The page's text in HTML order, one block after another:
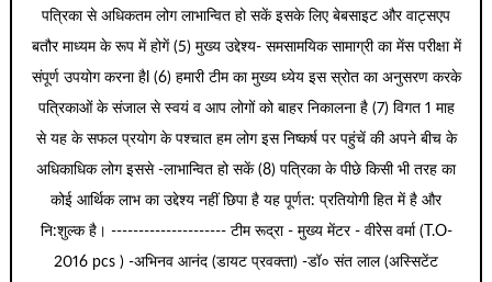
पत्रिका से अधिकतम लोग लाभान्वित हो सकें इसके लिए बेबसाइट और वाट्सएप
बतौर माध्यम के रूप में होगें (5) मुख्य उद्देश्य- समसामयिक सामाग्री का मेंस परीक्षा में
संपूर्ण उपयोग करना हैl (6) हमारी टीम का मुख्य ध्येय इस स्रोत का अनुसरण करके
पत्रिकाओं के संजाल से स्वयं व आप लोगों को बाहर निकालना है (7) विगत 1 माह
से यह के सफल प्रयोग के पश्चात हम लोग इस निष्कर्ष पर पहुंचें की अपने बीच के
अधिकाधिक लोग इससे -लाभान्वित हो सकें (8) पत्रिका के पीछे किसी भी तरह का
कोई आर्थिक लाभ का उद्देश्य नहीं छिपा है यह पूर्णत: प्रतियोगी हित में है और
नि:शुल्क है। --------------------- टीम रूद्रा - मुख्य मेंटर - वीरेेस वर्मा (T.O-
2016 pcs ) -अभिनव आनंद (डायट प्रवक्ता) -डॉ० संत लाल (अस्सिटेंट